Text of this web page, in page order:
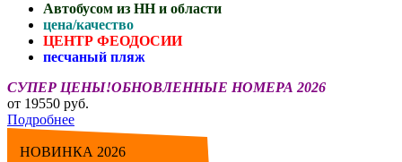
Автобусом из НН и области
цена/качество
ЦЕНТР ФЕОДОСИИ
песчаный пляж
СУПЕР ЦЕНЫ!ОБНОВЛЕННЫЕ НОМЕРА 2026
от 19550 руб.
Подробнее
НОВИНКА 2026